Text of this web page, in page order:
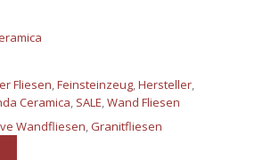
Fliesen,Feinsteinzeug,Hersteller,
Ceramica, SALE,Wand Fliesen
Wandfliesen,Granitfliesen